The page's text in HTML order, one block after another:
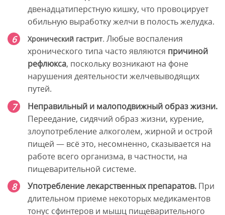
двенадцатиперстную кишку, что провоцирует
обильную выработку желчи в полость желудка.
Хронический гастрит. Любые воспаления
хронического типа часто являются причиной
рефлюкса, поскольку возникают на фоне
нарушения деятельности желчевыводящих
путей.
Неправильный и малоподвижный образ жизни.
Переедание, сидячий образ жизни, курение,
злоупотребление алкоголем, жирной и острой
пищей — всё это, несомненно, сказывается на
работе всего организма, в частности, на
пищеварительной системе.
Употребление лекарственных препаратов. При
длительном приеме некоторых медикаментов
тонус сфинтеров и мышц пищеварительного